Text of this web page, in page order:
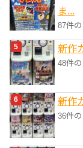
ま...
87件
新作
48件
新作
36件